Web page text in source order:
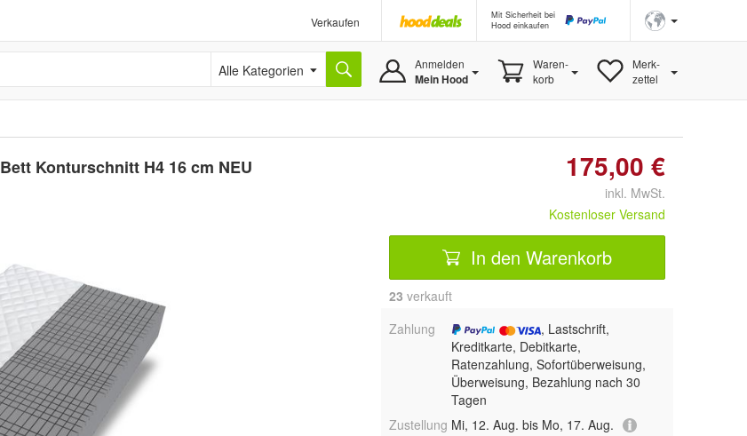
Verkaufen
Mit Sicherheit bei
Hood einkaufen
Alle Kategorien Anmelden
Mein Hood
Waren-
korb
Merk-
zettel
Konturschnitt H4 16 cm NEU 175,00 €
inkl. MwSt.
Kostenloser Versand
In den Warenkorb
23 verkauft
Zahlung
, Lastschrift,
Kreditkarte, Debitkarte,
Ratenzahlung, Sofortüberweisung,
Überweisung, Bezahlung nach 30
Tagen
Zustellung Mi, 12. Aug. bis Mo, 17. Aug.